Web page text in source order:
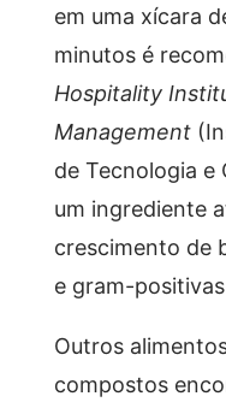
em uma xícara
minutos é
Hospitality
Management
de Tecnologia e
um ingrediente
crescimento de
e gram-
Outros
compostos